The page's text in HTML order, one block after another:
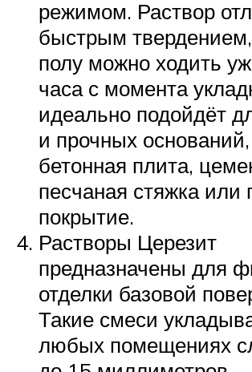
режимом. Раствор
быстрым
полу можно ходить
часа с момента
идеально подойдёт
и прочных оснований,
бетонная плита,
песчаная стяжка или
покрытие.
Растворы Церезит
предназначены для
отделки базовой
Такие смеси
любых помещениях